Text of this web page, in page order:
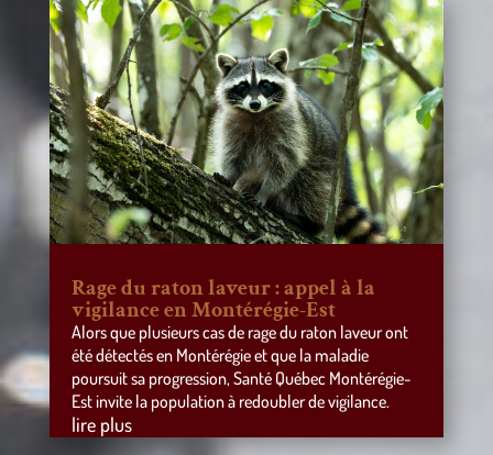
Rage du raton laveur : appel à la
vigilance en Montérégie-Est
Alors que plusieurs cas de rage du raton laveur ont
été détectés en Montérégie et que la maladie
poursuit sa progression, Santé Québec Montérégie-
Est invite la population à redoubler de vigilance.
lire plus